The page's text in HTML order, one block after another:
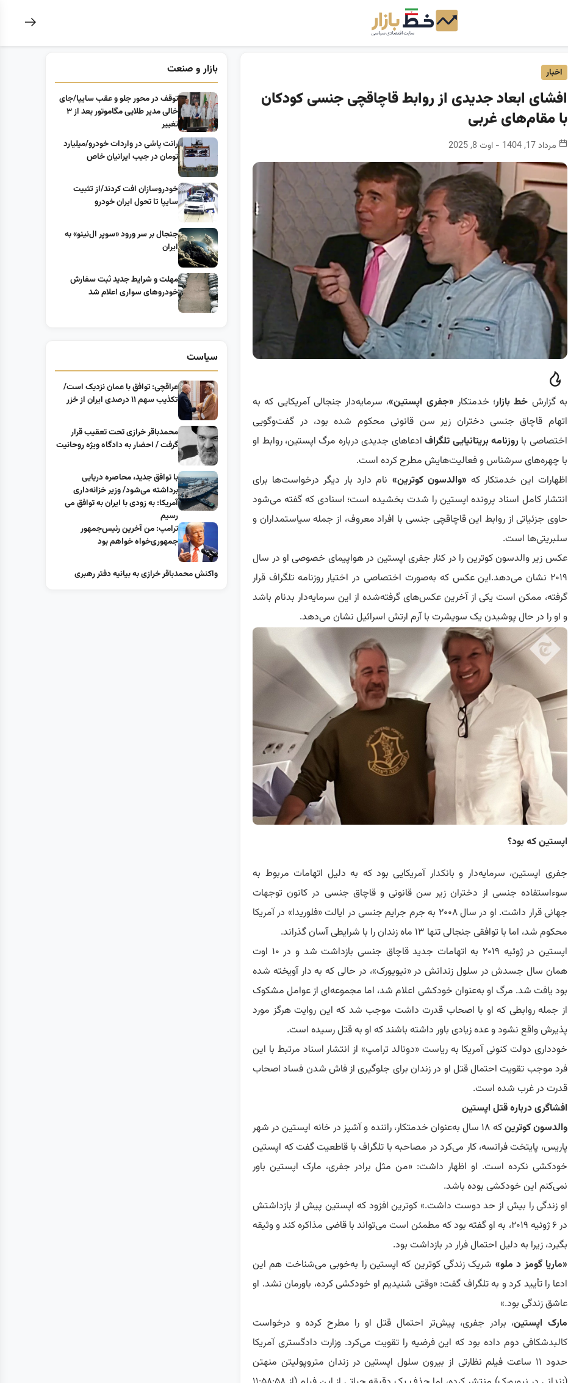
اخبار
افشای ابعاد جدیدی از روابط قاچاقچی جنسی کودکان
با مقام‌های غربی
مرداد 17, 1404 - اوت 8, 2025
به گزارش خط بازار؛ خدمتکار «جفری اپستین»، سرمایه‌دار جنجالی آمریکایی که به
اتهام قاچاق جنسی دختران زیر سن قانونی محکوم شده بود، در گفت‌وگویی
اختصاصی با روزنامه بریتانیایی تلگرافادعاهای جدیدی درباره مرگ اپستین، روابط او
با چهره‌های سرشناس و فعالیت‌هایش مطرح کرده است.
اظهارات این خدمتکار که «والدسون کوترین» نام دارد بار دیگر درخواست‌ها برای
انتشار کامل اسناد پرونده اپستین را شدت بخشیده است؛ اسنادی که گفته می‌شود
حاوی جزئیاتی از روابط این قاچاقچی جنسی با افراد معروف، از جمله سیاستمداران و
سلبریتی‌ها است.
عکس زیر والدسون کوترین را در کنار جفری اپستین در هواپیمای خصوصی او در سال
۲۰۱۹ نشان می‌دهد.
این عکس که به‌صورت اختصاصی در اختیار روزنامه تلگراف قرار
گرفته، ممکن است یکی از آخرین عکس‌های گرفته‌شده از این سرمایه‌دار بدنام باشد
و او را در حال پوشیدن یک سویشرت با آرم ارتش اسرائیل نشان می‌دهد.
اپستین که بود؟
جفری اپستین، سرمایه‌دار و بانکدار آمریکایی بود که به دلیل اتهامات مربوط به
سوءاستفاده جنسی از دختران زیر سن قانونی و قاچاق جنسی در کانون توجهات
جهانی قرار داشت.
او در سال ۲۰۰۸ به جرم جرایم جنسی در ایالت «فلوریدا» در آمریکا
محکوم شد، اما با توافقی جنجالی تنها ۱۳ ماه زندان را با شرایطی آسان گذراند.
اپستین در ژوئیه ۲۰۱۹ به اتهامات جدید قاچاق جنسی بازداشت شد و در ۱۰ اوت
همان سال جسدش در سلول زندانش در «نیویورک»، در حالی که به دار آویخته شده
بود یافت شد. مرگ او به‌عنوان خودکشی اعلام شد، اما مجموعه‌ای از عوامل مشکوک
از جمله روابطی که او با اصحاب قدرت داشت موجب شد که این روایت هرگز مورد
پذیرش واقع نشود و عده زیادی باور داشته باشند که او به قتل رسیده است.
خودداری دولت کنونی آمریکا به ریاست «دونالد ترامپ» از انتشار اسناد مرتبط با این
فرد موجب تقویت احتمال قتل او در زندان برای جلوگیری از فاش شدن فساد اصحاب
قدرت در غرب شده است.
افشاگری درباره قتل اپستین
والدسون کوترین
که ۱۸ سال به‌عنوان خدمتکار، راننده و آشپز در خانه اپستین در شهر
پاریس، پایتخت فرانسه، کار می‌کرد در مصاحبه با تلگراف با قاطعیت گفت که اپستین
خودکشی نکرده است. او اظهار داشت: «من مثل برادر جفری، مارک اپستین باور
نمی‌کنم این خودکشی بوده باشد.
او زندگی را بیش از حد دوست داشت.» کوترین افزود که اپستین پیش از بازداشتش
در ۶ ژوئیه ۲۰۱۹، به او گفته بود که مطمئن است می‌تواند با قاضی مذاکره کند و وثیقه
بگیرد، زیرا به دلیل احتمال فرار در بازداشت بود.
«ماریا گومز د ملو» شریک زندگی کوترین که اپستین را به‌خوبی می‌شناخت هم این
ادعا را تأیید کرد و به تلگراف گفت: «وقتی شنیدیم او خودکشی کرده، باورمان نشد. او
عاشق زندگی بود.»
مارک اپستین، برادر جفری، پیش‌تر احتمال قتل او را مطرح کرده و درخواست
کالبدشکافی دوم داده بود که این فرضیه را تقویت می‌کرد.وزارت دادگستری آمریکا
حدود ۱۱ ساعت فیلم نظارتی از بیرون سلول اپستین در زندان متروپولیتن منهتن
بازار و صنعت
توقف در محور جلو و عقب سایپا/جای
خالی مدیر طلایی مگاموتور بعد از ۳
تغییر
رانت پاشی در واردات خودرو/میلیارد
تومان در جیب ایرانیان خاص
خودروسازان افت کردند/از تثبیت
سایپا تا تحول ایران خودرو
جنجال بر سر ورود «سوپر ال‌نینو» به
ایران
مهلت و شرایط جدید ثبت سفارش
خودروهای سواری اعلام شد
سیاست
عراقچی: توافق با عمان نزدیک است/
تکذیب سهم ۱۱ درصدی ایران از خزر
محمدباقر خرازی تحت تعقیب قرار
گرفت / احضار به دادگاه ویژه روحانیت
با توافق جدید، محاصره دریایی
برداشته می‌شود/ وزیر خزانه‌داری
آمریکا: به زودی با ایران به توافق می
رسیم
ترامپ: من آخرین رئیس‌جمهور
جمهوری‌خواه خواهم بود
واکنش محمدباقر خرازی به بیانیه دفتر رهبری